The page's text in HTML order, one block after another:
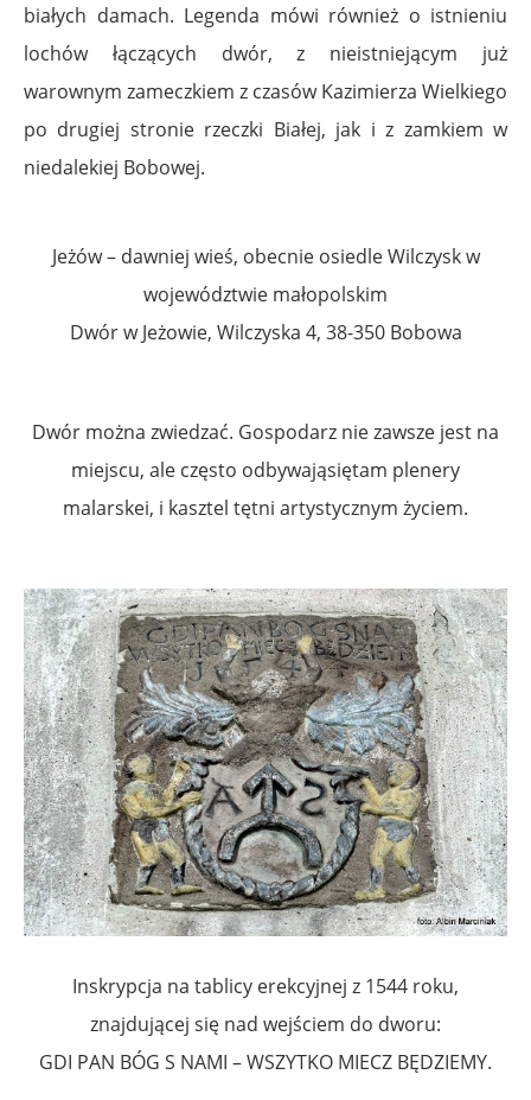
białych damach. Legenda mówi również o istnieniu
lochów łączących dwór, z nieistniejącym już
warownym zameczkiem z czasów Kazimierza Wielkiego
po drugiej stronie rzeczki Białej, jak i z zamkiem w
niedalekiej Bobowej.
Jeżów – dawniej wieś, obecnie osiedle Wilczysk w
województwie małopolskim
Dwór w Jeżowie, Wilczyska 4, 38-350 Bobowa
Dwór można zwiedzać. Gospodarz nie zawsze jest na
miejscu, ale często odbywająsiętam plenery
malarskei, i kasztel tętni artystycznym życiem.
Inskrypcja na tablicy erekcyjnej z 1544 roku,
znajdującej się nad wejściem do dworu:
GDI PAN BÓG S NAMI – WSZYTKO MIECZ BĘDZIEMY.